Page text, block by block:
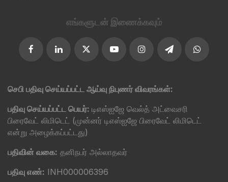
எங்களுடன் இணைக்கவும்
செபி பதிவு செய்யப்பட்ட ஆய்வு நிபுணர் விவரங்கள்:
பதிவு செய்யப்பட்ட பெயர்: டிஎஸ்ஐஜே வெல்த் அட்வைசரி
பிரைவேட் லிமிடெட் (முன்னர் டிஎஸ்ஐஜே பிரைவேட் லிமிடெட்
என்று அழைக்கப்பட்டது)
பதிவின் வகை: தனிநபர் அல்லாதவர்
பதிவு எண்: INH000006396